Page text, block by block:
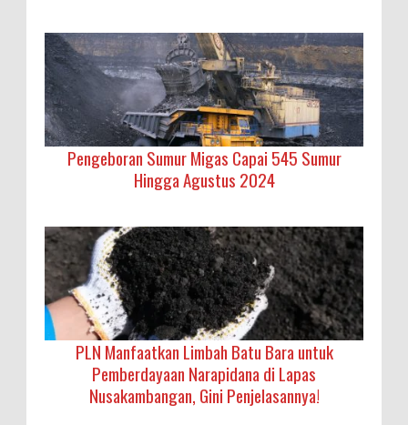
Pengeboran Sumur Migas Capai 545 Sumur
Hingga Agustus 2024
PLN Manfaatkan Limbah Batu Bara untuk
Pemberdayaan Narapidana di Lapas
Nusakambangan, Gini Penjelasannya!